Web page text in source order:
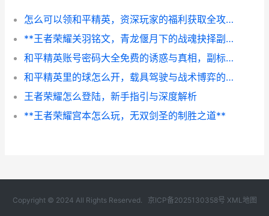
怎么可以领和平精英，资深玩家的福利获取全攻略，副标题，解锁游戏资源的实用指南与深度思考
**王者荣耀关羽铭文，青龙偃月下的战魂抉择副标题**
和平精英账号密码大全免费的诱惑与真相，副标题，一位资深玩家的忠告与思考
和平精英里的球怎么开，载具驾驶与战术博弈的奥秘
王者荣耀怎么登陆，新手指引与深度解析
**王者荣耀宫本怎么玩，无双剑圣的制胜之道**
Copyright © 2024 All Rights Reserved. 京ICP备2025130358号 XML地图